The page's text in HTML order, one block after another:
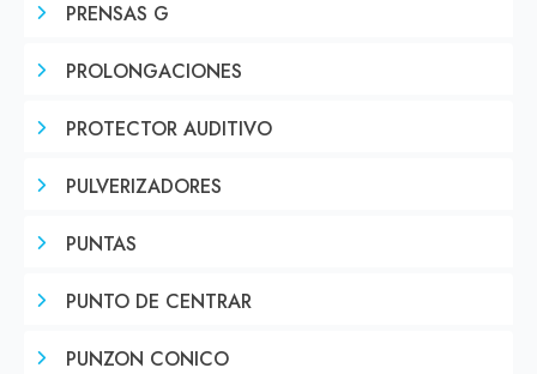
PRENSAS G
PROLONGACIONES
PROTECTOR AUDITIVO
PULVERIZADORES
PUNTAS
PUNTO DE CENTRAR
PUNZON CONICO